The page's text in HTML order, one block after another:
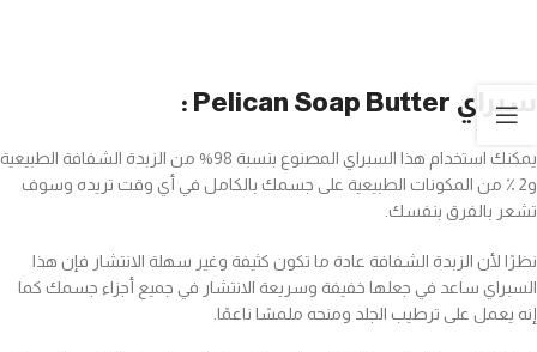
سبراي Pelican Soap Butter :
يمكنك استخدام هذا السبراي المصنوع بنسبة 98% من الزبدة الشفافة الطبيعية
و2 ٪ من المكونات الطبيعية على جسمك بالكامل في أي وقت تريده وسوف
تشعر بالفرق بنفسك.
نظرًا لأن الزبدة الشفافة عادة ما تكون كثيفة وغير سهلة الانتشار فإن هذا
السبراي ساعد في جعلها خفيفة وسريعة الانتشار في جميع أجزاء جسمك كما
إنه يعمل على ترطيب الجلد ومنحه ملمسًا ناعمًا.